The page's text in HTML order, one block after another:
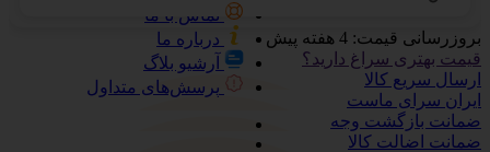
تماس با ما
درباره ما
آرشیو بلاگ
پرسش‌های متداول
بروزرسانی قیمت: 4 هفته پیش
قیمت بهتری سراغ دارید؟
ارسال سریع کالا
ایران سرای ماست
ضمانت بازگشت وجه
ضمانت اضالت کالا